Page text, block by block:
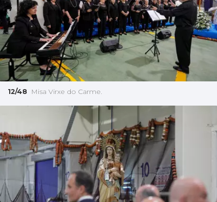
12/48 Misa Virxe do Carme.